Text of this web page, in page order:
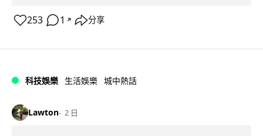
253 1 ↗ 分享
科技娛樂 生活娛樂 城中熱話
Lawton 2 日